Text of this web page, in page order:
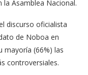
Asamblea Nacional.
discurso oficialista
de Noboa en
mayoría (66%) las
controversiales.